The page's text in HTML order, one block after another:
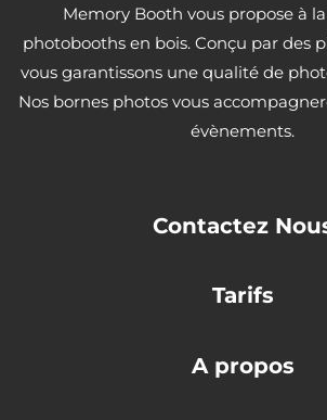
Memory Booth vous propose à
photobooths en bois. Conçu par des
vous garantissons une qualité de
Nos bornes photos vous
évènements.
Contactez
Tarifs
A propos